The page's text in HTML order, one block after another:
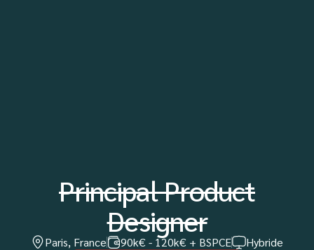
Principal Product
Designer
Paris, France 90k€ - 120k€ + BSPCE
Hybride